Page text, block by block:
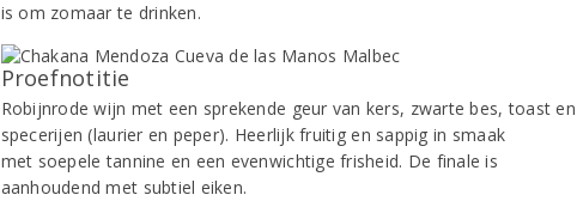
is om zomaar te drinken.
Proefnotitie
Robijnrode wijn met een sprekende geur van kers, zwarte bes, toast en
specerijen (laurier en peper). Heerlijk fruitig en sappig in smaak
met soepele tannine en een evenwichtige frisheid. De finale is
aanhoudend met subtiel eiken.